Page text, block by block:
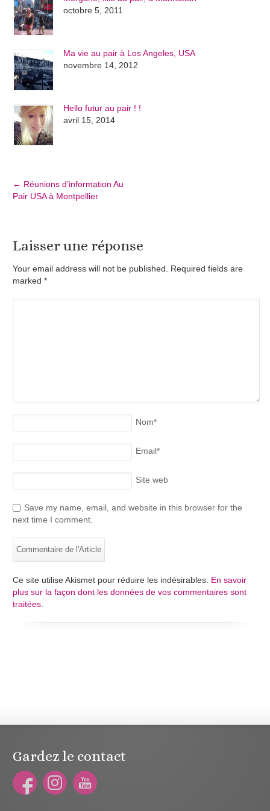
octobre 5, 2011
Ma vie au pair à Los Angeles, USA
novembre 14, 2012
Hello futur au pair ! !
avril 15, 2014
← Réunions d’information Au
Pair USA à Montpellier
Laisser une réponse
Your email address will not be published. Required fields are
marked*
Nom*
Email*
Site web
Save my name, email, and website in this browser for the
next time I comment.
Ce site utilise Akismet pour réduire les indésirables. En savoir
plus sur la façon dont les données de vos commentaires sont
traitées
Gardez le contact